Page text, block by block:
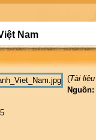
Nam
(Tài
Nguồn: